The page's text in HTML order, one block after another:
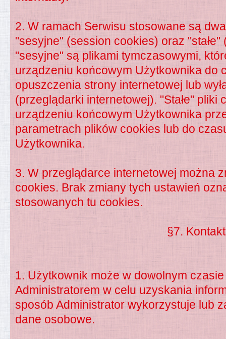
2. W ramach Serwisu stosowane są
"sesyjne" (session cookies) oraz
"sesyjne" są plikami tymczasowymi,
urządzeniu końcowym Użytkownika do
opuszczenia strony internetowej lub
(przeglądarki internetowej). "Stałe"
urządzeniu końcowym Użytkownika
parametrach plików cookies lub do
Użytkownika.
3. W przeglądarce internetowej można
cookies. Brak zmiany tych ustawień
stosowanych tu cookies.
§7. Kontakt
1. Użytkownik może w dowolnym
Administratorem w celu uzyskania
sposób Administrator wykorzystuje lub
dane osobowe.